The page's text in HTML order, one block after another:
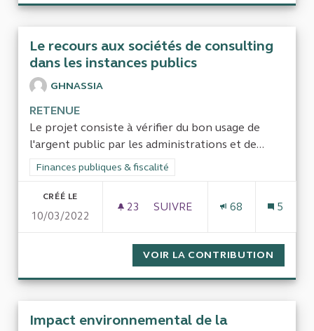
Le recours aux sociétés de consulting
dans les instances publics
GHNASSIA
RETENUE
Le projet consiste à vérifier du bon usage de
l'argent public par les administrations et de...
Filtrer les résultats de la catégorie : Finances publiques &
Finances publiques & fiscalité
CRÉÉ LE
10/03/2022
23 23 ABONNÉS
SUIVRE
68 5
VOIR LA CONTRIBUTION
Impact environnemental de la